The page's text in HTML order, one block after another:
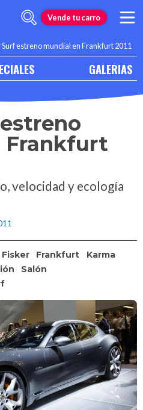
Vende tu carro
Surf estreno mundial en Frankfurt 2011
GALERIAS
Frankfurt
velocidad y ecología
Fisker Frankfurt
Karma
Salón